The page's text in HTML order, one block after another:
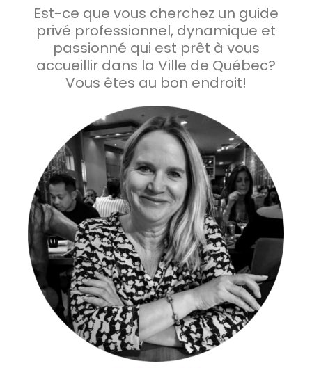
Est-ce que vous cherchez un guide
privé professionnel, dynamique et
passionné qui est prêt à vous
accueillir dans la Ville de Québec?
Vous êtes au bon endroit!